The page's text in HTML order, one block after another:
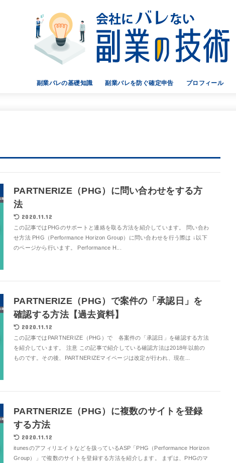
副業バレの基礎知識 副業バレを防ぐ確定申告 プロフィール
PARTNERIZE（PHG）に問い合わせをする方
法
2020.11.12
この記事ではPHGのサポートと連絡を取る方法を紹介しています。 問い合わ
せ方法 PHG（Performance Horizon Group）に問い合わせを行う際は ↓以下
のページから行います。 Performance H...
PARTNERIZE（PHG）で案件の「承認日」を
確認する方法【過去資料】
2020.11.12
この記事ではPARTNERIZE（PHG）で 各案件の「承認日」を確認する方法
を紹介しています。 注意 この記事で紹介している確認方法は2018年以前の
ものです。その後、PARTNERIZEマイページは改定が行われ、現在...
PARTNERIZE（PHG）に複数のサイトを登録
する方法
2020.11.12
itunesのアフィリエイトなどを扱っているASP「PHG（Performance Horizon
Group）」で複数のサイトを登録する方法を紹介します。 まずは、PHGのマ